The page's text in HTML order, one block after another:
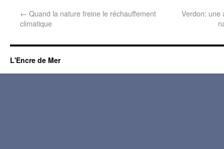
← Quand la nature freine le réchauffement
climatique
Verdon: une
L'Encre de Mer